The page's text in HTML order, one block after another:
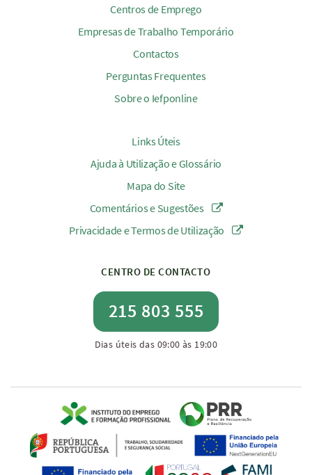
Centros de Emprego
Empresas de Trabalho Temporário
Contactos
Perguntas Frequentes
Sobre o Iefponline
Links Úteis
Ajuda à Utilização e Glossário
Mapa do Site
Comentários e Sugestões
Privacidade e Termos de Utilização
CENTRO DE CONTACTO
215 803 555
Dias úteis das 09:00 às 19:00